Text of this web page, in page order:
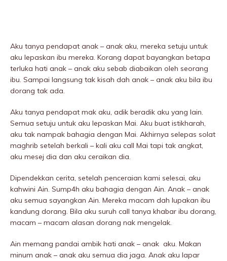
Aku tanya pendapat anak – anak aku, mereka setuju untuk
aku lepaskan ibu mereka. Korang dapat bayangkan betapa
terIuka hati anak – anak aku sebab diabaikan oleh seorang
ibu. Sampai langsung tak kisah dah anak – anak aku bila ibu
dorang tak ada.
Aku tanya pendapat mak aku, adik beradik aku yang lain.
Semua setuju untuk aku lepaskan Mai. Aku buat istikharah,
aku tak nampak bahagia dengan Mai. Akhirnya selepas solat
maghrib setelah berkali – kali aku call Mai tapi tak angkat,
aku mesej dia dan aku ceraikan dia.
Dipendekkan cerita, setelah penceraian kami selesai, aku
kahwini Ain. Sump4h aku bahagia dengan Ain. Anak – anak
aku semua sayangkan Ain. Mereka macam dah lupakan ibu
kandung dorang. Bila aku suruh call tanya khabar ibu dorang,
macam – macam alasan dorang nak mengelak.
Ain memang pandai ambik hati anak – anak aku. Makan
minum anak – anak aku semua dia jaga. Anak aku lapar